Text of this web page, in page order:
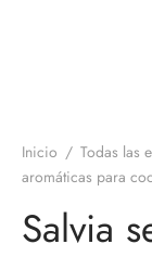
Inicio / Todas las
aromáticas para
Salvia